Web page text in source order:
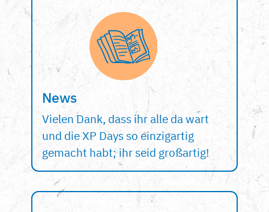
News
Vielen Dank, dass ihr alle da wart
und die XP Days so einzigartig
gemacht habt; ihr seid großartig!